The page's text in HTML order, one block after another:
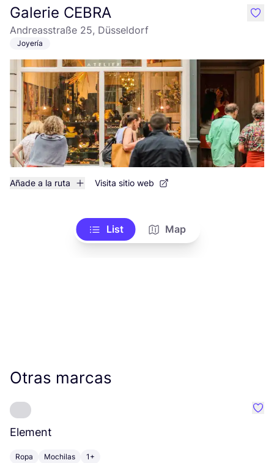
Galerie CEBRA
Andreasstraße 25, Düsseldorf
Joyería
Añade a la ruta Visita sitio web
like
List Map
Otras marcas
Element
Ropa Mochilas 1+